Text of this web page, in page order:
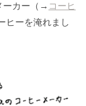
ーカー（→ コーヒ
ヒーを淹れまし